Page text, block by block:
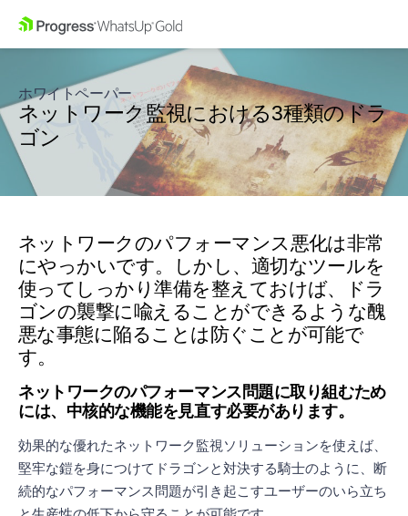
ホワイトペーパー
ネットワーク監視における3種類のドラ
ゴン
ネットワークのパフォーマンス悪化は非常
にやっかいです。しかし、適切なツールを
使ってしっかり準備を整えておけば、ドラ
ゴンの襲撃に喩えることができるような醜
悪な事態に陥ることは防ぐことが可能で
す。
ネットワークのパフォーマンス問題に取り組むため
には、中核的な機能を見直す必要があります。
効果的な優れたネットワーク監視ソリューションを使えば、
堅牢な鎧を身につけてドラゴンと対決する騎士のように、断
続的なパフォーマンス問題が引き起こすユーザーのいら立ち